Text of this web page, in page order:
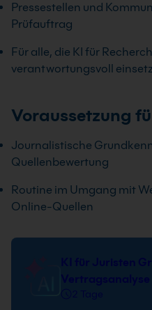
Pressestellen und
Prüfauftrag
Für alle, die KI für
verantwortungsvoll
Voraussetzung
Journalistische
Quellenbewertung
Routine im Umgang mit
Online-Quellen